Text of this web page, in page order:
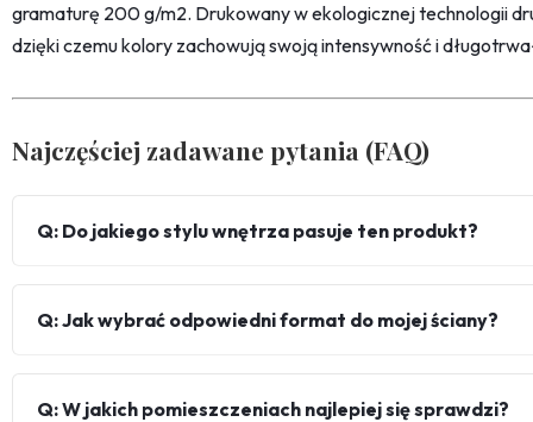
gramaturę 200 g/m2. Drukowany w ekologicznej technologii
dzięki czemu kolory zachowują swoją intensywność i
Najczęściej zadawane pytania (FAQ)
Q: Do jakiego stylu wnętrza pasuje ten produkt?
Q: Jak wybrać odpowiedni format do mojej ściany?
Q: W jakich pomieszczeniach najlepiej się sprawdzi?